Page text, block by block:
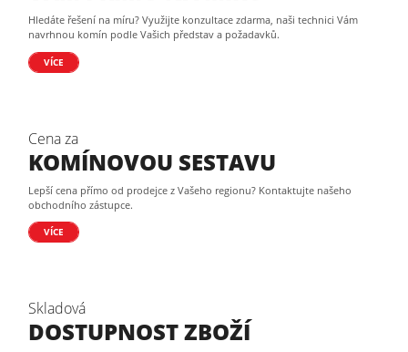
Hledáte řešení na míru? Využijte konzultace zdarma, naši technici Vám
navrhnou komín podle Vašich představ a požadavků.
VÍCE
Cena za
KOMÍNOVOU SESTAVU
Lepší cena přímo od prodejce z Vašeho regionu? Kontaktujte našeho
obchodního zástupce.
VÍCE
Skladová
DOSTUPNOST ZBOŽÍ